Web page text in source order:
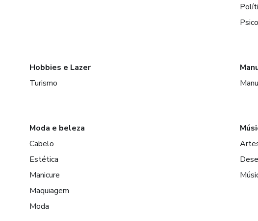
Hobbies e Lazer
Turismo
Moda e beleza
Cabelo
Estética
Manicure
Maquiagem
Moda